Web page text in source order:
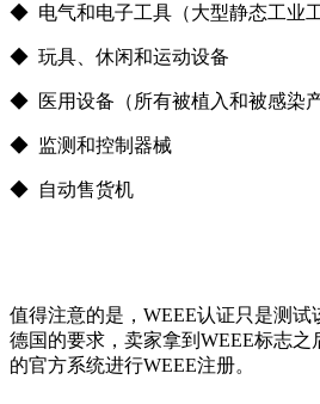
◆ 电气和电子工具（大型静态工业工
◆ 玩具、休闲和运动设备
◆ 医用设备（所有被植入和被感染产
◆ 监测和控制器械
◆ 自动售货机
值得注意的是，WEEE认证只是测
德国的要求，卖家拿到WEEE标志之
的官方系统进行WEEE注册。